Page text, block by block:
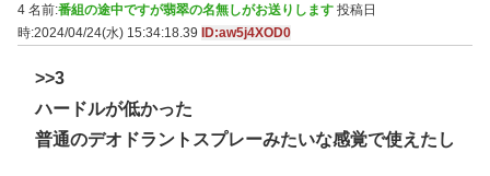
4 名前:番組の途中ですが翡翠の名無しがお送りします 投稿日
時:2024/04/24(水) 15:34:18.39 ID:aw5j4XOD0
>>3
ハードルが低かった
普通のデオドラントスプレーみたいな感覚で使えたし